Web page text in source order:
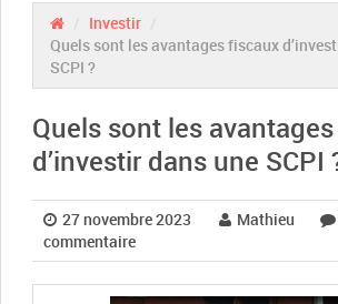
Investir
Quels sont les avantages fiscaux
SCPI ?
Quels sont les
d’investir dans une SCPI
27 novembre 2023 Mathieu
commentaire